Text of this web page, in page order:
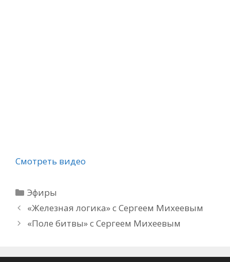
Смотреть видео
Рубрики
Эфиры
«Железная логика» с Сергеем Михеевым
«Поле битвы» с Сергеем Михеевым